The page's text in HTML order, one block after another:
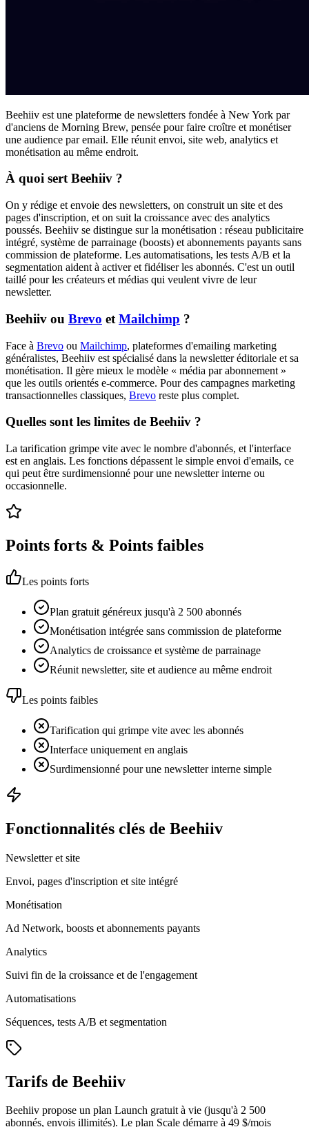
Beehiiv est une plateforme de newsletters fondée à New York par
d'anciens de Morning Brew, pensée pour faire croître et monétiser
une audience par email. Elle réunit envoi, site web, analytics et
monétisation au même endroit.
À quoi sert Beehiiv ?
On y rédige et envoie des newsletters, on construit un site et des
pages d'inscription, et on suit la croissance avec des analytics
poussés. Beehiiv se distingue sur la monétisation : réseau publicitaire
intégré, système de parrainage (boosts) et abonnements payants sans
commission de plateforme. Les automatisations, les tests A/B et la
segmentation aident à activer et fidéliser les abonnés. C'est un outil
taillé pour les créateurs et médias qui veulent vivre de leur
newsletter.
Beehiiv ou Brevo et Mailchimp ?
Face à Brevo ou Mailchimp, plateformes d'emailing marketing
généralistes, Beehiiv est spécialisé dans la newsletter éditoriale et sa
monétisation. Il gère mieux le modèle « média par abonnement »
que les outils orientés e-commerce. Pour des campagnes marketing
transactionnelles classiques, Brevo reste plus complet.
Quelles sont les limites de Beehiiv ?
La tarification grimpe vite avec le nombre d'abonnés, et l'interface
est en anglais. Les fonctions dépassent le simple envoi d'emails, ce
qui peut être surdimensionné pour une newsletter interne ou
occasionnelle.
Points forts & Points faibles
Les points forts
Plan gratuit généreux jusqu'à 2 500 abonnés
Monétisation intégrée sans commission de plateforme
Analytics de croissance et système de parrainage
Réunit newsletter, site et audience au même endroit
Les points faibles
Tarification qui grimpe vite avec les abonnés
Interface uniquement en anglais
Surdimensionné pour une newsletter interne simple
Fonctionnalités clés de Beehiiv
Newsletter et site
Envoi, pages d'inscription et site intégré
Monétisation
Ad Network, boosts et abonnements payants
Analytics
Suivi fin de la croissance et de l'engagement
Automatisations
Séquences, tests A/B et segmentation
Tarifs de Beehiiv
Beehiiv propose un plan Launch gratuit à vie (jusqu'à 2 500
abonnés, envois illimités). Le plan Scale démarre à 49 $/mois